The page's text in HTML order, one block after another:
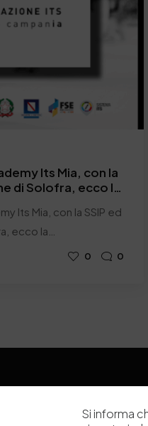
Its Mia, con la
di Solofra, ecco la
Its Mia, con la SSIP ed
ecco la…
0 0
Si informa